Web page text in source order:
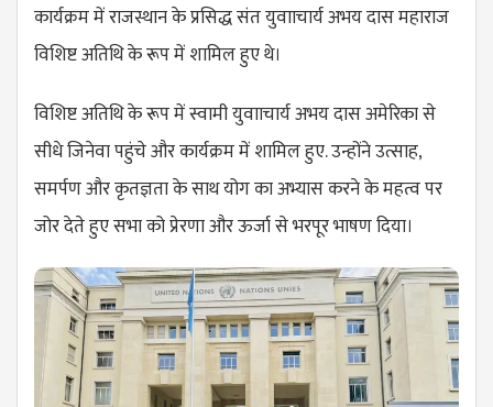
कार्यक्रम में राजस्थान के प्रसिद्ध संत युवााचार्य अभय दास महाराज
विशिष्ट अतिथि के रूप में शामिल हुए थे।
विशिष्ट अतिथि के रूप में स्वामी युवााचार्य अभय दास अमेरिका से
सीधे जिनेवा पहुंचे और कार्यक्रम में शामिल हुए. उन्होंने उत्साह,
समर्पण और कृतज्ञता के साथ योग का अभ्यास करने के महत्व पर
जोर देते हुए सभा को प्रेरणा और ऊर्जा से भरपूर भाषण दिया।